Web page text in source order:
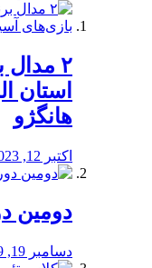
استان
هانگژو
اکتبر 12, 2023
دومین
دسامبر 19, 2019